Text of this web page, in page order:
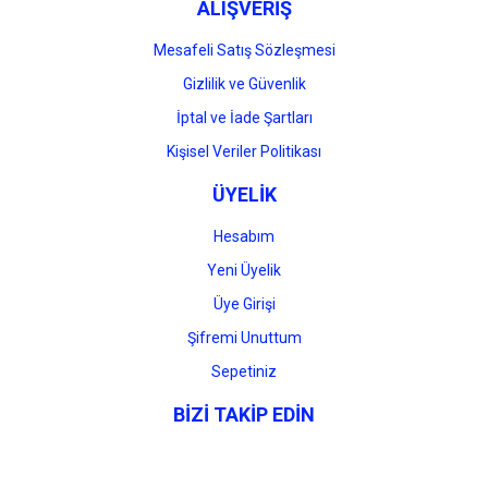
ALIŞVERİŞ
Mesafeli Satış Sözleşmesi
Gizlilik ve Güvenlik
İptal ve İade Şartları
Kişisel Veriler Politikası
ÜYELİK
Hesabım
Yeni Üyelik
Üye Girişi
Şifremi Unuttum
Sepetiniz
BİZİ TAKİP EDİN